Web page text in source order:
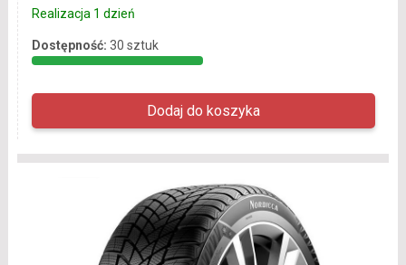
Realizacja 1 dzień
Dostępność: 30 sztuk